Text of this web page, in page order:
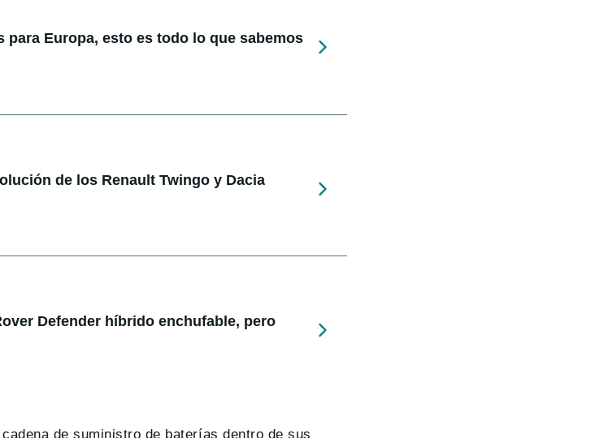
Europa, esto es todo lo que sabemos
de los Renault Twingo y Dacia
Defender híbrido enchufable, pero
de suministro de baterías dentro de sus